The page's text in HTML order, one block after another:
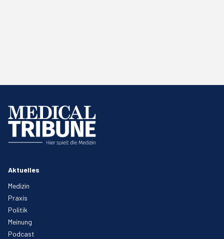
Aktuelles
Medizin
Praxis
Politik
Meinung
Podcast